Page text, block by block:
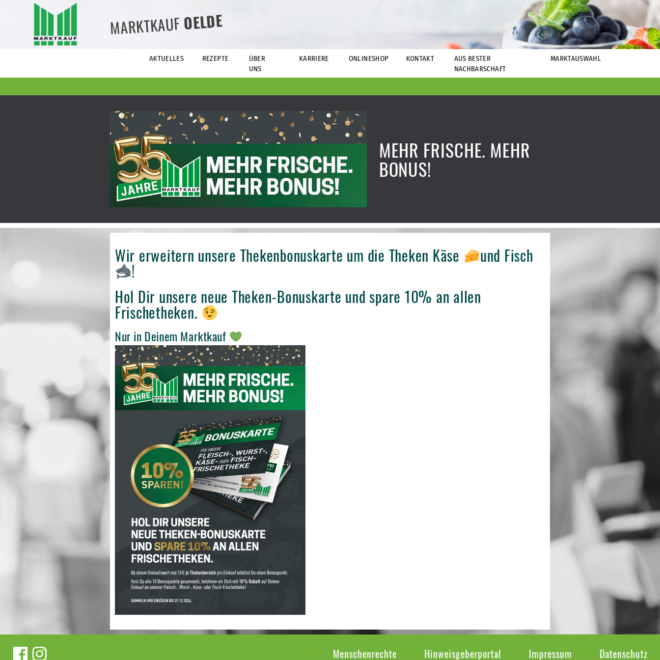
MARKTKAUFOELDE
AKTUELLES REZEPTE
ÜBER
UNS
KARRIERE ONLINESHOP KONTAKT
AUS BESTER
NACHBARSCHAFT
MARKTAUSWAHL
MEHR FRISCHE. MEHR
BONUS!
Wir erweitern unsere Thekenbonuskarte um die Theken Käse und Fisch
!
Hol Dir unsere neue Theken-Bonuskarte und spare 10% an allen
Frischetheken.
Nur in Deinem Marktkauf
Menschenrechte Hinweisgeberportal Impressum Datenschutz